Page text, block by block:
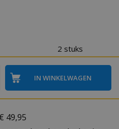
2 stuks
49,95